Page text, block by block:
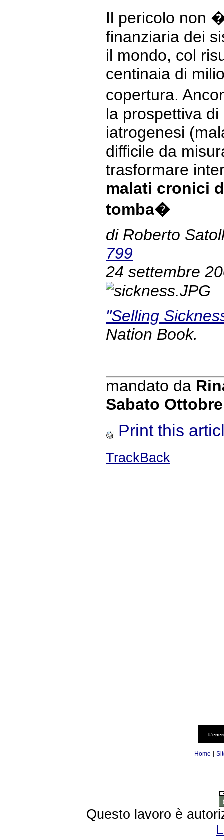
Il pericolo non
finanziaria dei
il mondo, col
centinaia di
copertura.
la prospettiva
iatrogenesi
difficile da
trasformare
malati cronici
tomba�
di Roberto
799
24 settembre
"Selling
Nation Book.
mandato da
Sabato
Print this
TrackBack
Home
Questo lavoro è